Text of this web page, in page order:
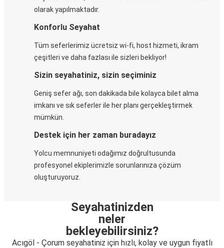
olarak yapılmaktadır.
Konforlu Seyahat
Tüm seferlerimiz ücretsiz wi-fi, host hizmeti, ikram
çeşitleri ve daha fazlası ile sizleri bekliyor!
Sizin seyahatiniz, sizin seçiminiz
Geniş sefer ağı, son dakikada bile kolayca bilet alma
imkanı ve sık seferler ile her planı gerçekleştirmek
mümkün.
Destek için her zaman buradayız
Yolcu memnuniyeti odağımız doğrultusunda
profesyonel ekiplerimizle sorunlarınıza çözüm
oluşturuyoruz.
Seyahatinizden
neler
bekleyebilirsiniz?
Acıgöl - Çorum seyahatiniz için hızlı, kolay ve uygun fiyatlı